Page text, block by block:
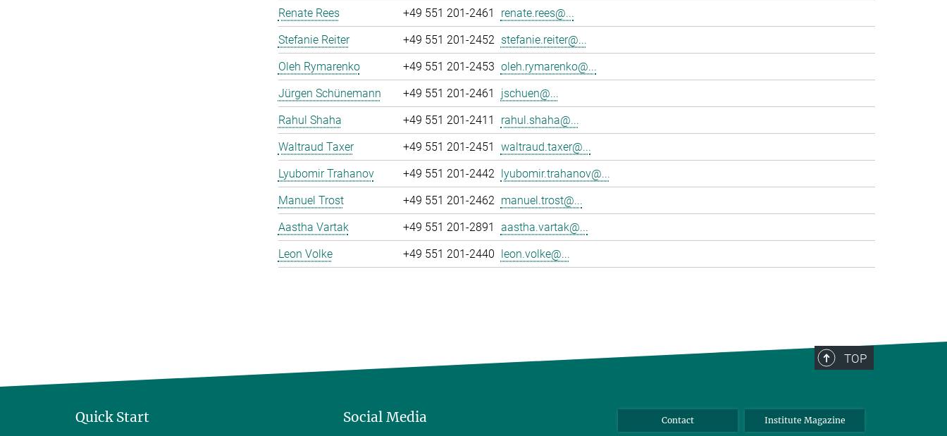
Renate Rees
+49 551 201-2461
renate.rees@...
Stefanie Reiter
+49 551 201-2452 stefanie.reiter@...
Oleh Rymarenko
+49 551 201-2453 oleh.rymarenko@...
Jürgen Schünemann
+49 551 201-2461
jschuen@...
Rahul Shaha
+49 551 201-2411
rahul.shaha@...
Waltraud Taxer
+49 551 201-2451
waltraud.taxer@...
Lyubomir Trahanov
+49 551 201-2442 lyubomir.trahanov@...
Manuel Trost
+49 551 201-2462 manuel.trost@...
Aastha Vartak
+49 551 201-2891
aastha.vartak@...
Leon Volke
+49 551 201-2440 leon.volke@...
TOP
Quick Start Social Media Contact Institute Magazine